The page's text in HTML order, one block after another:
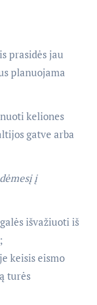
prasidės jau
planuojama
keliones
gatve arba
į
išvažiuoti iš
keisis eismo
turės